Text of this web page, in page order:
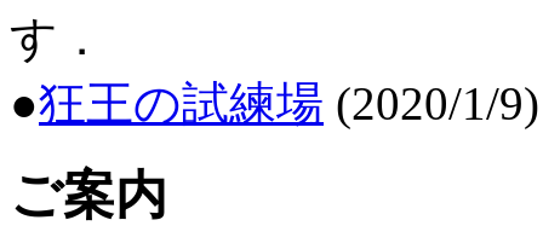
す．
●狂王の試練場 (2020/1/9)
ご案内